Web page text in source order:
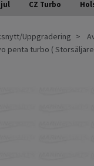
CZ Turbo
Uppgradering
penta turbo (